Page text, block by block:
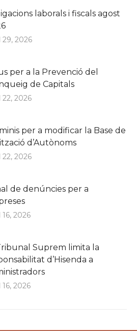
laborals i fiscals agost
29, 2026
per a la Prevenció del
de Capitals
22, 2026
per a modificar la Base de
d’Autònoms
22, 2026
de denúncies per a
16, 2026
Suprem limita la
d’Hisenda a
16, 2026